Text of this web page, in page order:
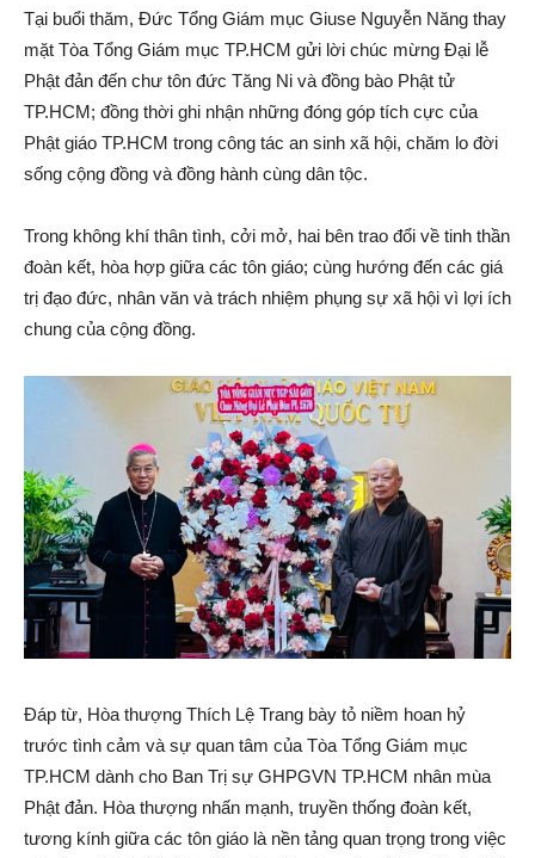
Tại buổi thăm, Đức Tổng Giám mục Giuse Nguyễn Năng thay
mặt Tòa Tổng Giám mục TP.HCM gửi lời chúc mừng Đại lễ
Phật đản đến chư tôn đức Tăng Ni và đồng bào Phật tử
TP.HCM; đồng thời ghi nhận những đóng góp tích cực của
Phật giáo TP.HCM trong công tác an sinh xã hội, chăm lo đời
sống cộng đồng và đồng hành cùng dân tộc.
Trong không khí thân tình, cởi mở, hai bên trao đổi về tinh thần
đoàn kết, hòa hợp giữa các tôn giáo; cùng hướng đến các giá
trị đạo đức, nhân văn và trách nhiệm phụng sự xã hội vì lợi ích
chung của cộng đồng.
Đáp từ, Hòa thượng Thích Lệ Trang bày tỏ niềm hoan hỷ
trước tình cảm và sự quan tâm của Tòa Tổng Giám mục
TP.HCM dành cho Ban Trị sự GHPGVN TP.HCM nhân mùa
Phật đản. Hòa thượng nhấn mạnh, truyền thống đoàn kết,
tương kính giữa các tôn giáo là nền tảng quan trọng trong việc